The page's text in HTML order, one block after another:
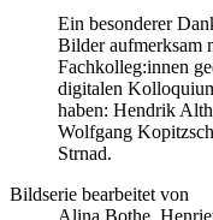
Ein besonderer
Bilder aufmerksam
Fachkolleg:innen
digitalen
haben: Hendrik
Wolfgang
Strnad.
Bildserie bearbeitet von
Alina Bothe,